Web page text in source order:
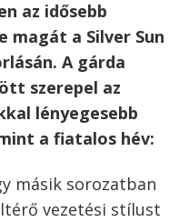
az idősebb
magát a Silver Sun
A gárda
szerepel az
lényegesebb
a fiatalos hév:
másik sorozatban
vezetési stílust